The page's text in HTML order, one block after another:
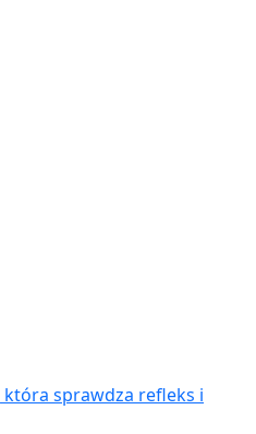
która sprawdza refleks i